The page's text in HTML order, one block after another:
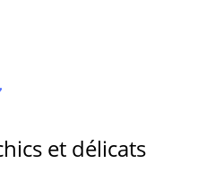
et délicats